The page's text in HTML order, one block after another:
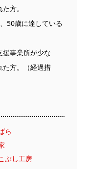
方。
50歳に達している
援事業所が少な
た方。（経過措
ら
ぶし工房